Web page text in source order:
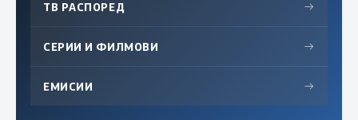
ТВ РАСПОРЕД →
СЕРИИ И ФИЛМОВИ →
ЕМИСИИ →